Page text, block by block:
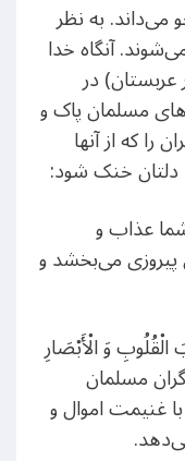
به نظر
آنگاه خدا
در
۱۴ به انسان‌های مسلمان پاک و
که از آنها
دلتان خنک شود:
عذاب و
پیروزى مى‌بخشد و
وَ الْأَبْصَارِ
مسلمان
غنیمت اموال و